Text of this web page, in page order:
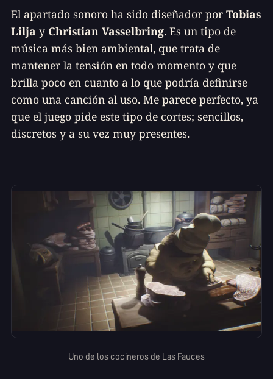
El apartado sonoro ha sido diseñador por Tobias
Lilja y Christian Vasselbring. Es un tipo de
música más bien ambiental, que trata de
mantener la tensión en todo momento y que
brilla poco en cuanto a lo que podría definirse
como una canción al uso. Me parece perfecto, ya
que el juego pide este tipo de cortes; sencillos,
discretos y a su vez muy presentes.
Uno de los cocineros de Las Fauces